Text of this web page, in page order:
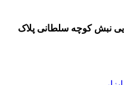
نبش کوچه سلطانی پلاک